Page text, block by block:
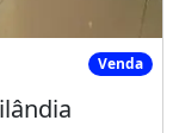
Venda